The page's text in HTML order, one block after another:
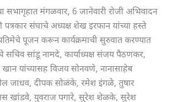
सभागृहात मंगळवार, 6 जानेवारी रोजी अभिवादन
पत्रकार संघाचे अध्यक्ष शेख इरफान यांच्या हस्ते
पूजन करून कार्यक्रमाची सुरुवात करण्यात
सचिव सांडू नामदे, कार्याध्यक्ष संजय पैठणकर,
खान यांच्यासह विजय सोनवणे, नानासाहेब
जाधव, दीपक सोळंके, रमेश इंगळे, तुषार
खांडवे, युवराज पगारे, सुरेश शेळके, सुरेश